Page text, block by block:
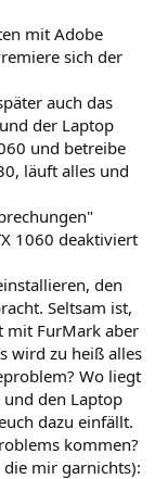
mit Adobe
sich der
auch das
der Laptop
und betreibe
läuft alles und
1060 deaktiviert
den
Seltsam ist,
mit FurMark aber
wird zu heiß alles
Wo liegt
den Laptop
dazu einfällt.
kommen?
die mir garnichts):